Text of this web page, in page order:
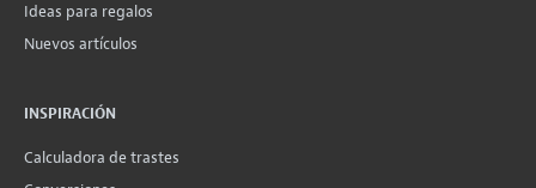
Ideas para regalos
Nuevos artículos
INSPIRACIÓN
Calculadora de trastes